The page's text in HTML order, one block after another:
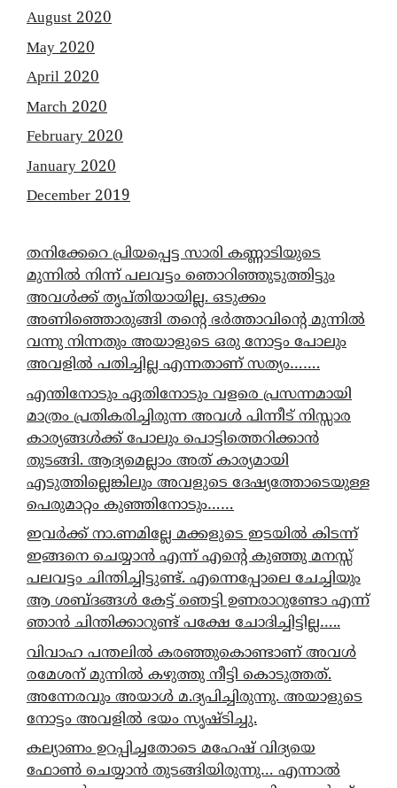
August 2020
May 2020
April 2020
March 2020
February 2020
January 2020
December 2019
തനിക്കേറെ പ്രിയപ്പെട്ട സാരി കണ്ണാടിയുടെ
മുന്നിൽ നിന്ന് പലവട്ടം ഞൊറിഞ്ഞുടുത്തിട്ടും
അവൾക്ക് തൃപ്തിയായില്ല. ഒടുക്കം
അണിഞ്ഞൊരുങ്ങി തന്റെ ഭർത്താവിന്റെ മുന്നിൽ
വന്നു നിന്നതും അയാളുടെ ഒരു നോട്ടം പോലും
അവളിൽ പതിച്ചില്ല എന്നതാണ് സത്യം…….
എന്തിനോടും ഏതിനോടും വളരെ പ്രസന്നമായി
മാത്രം പ്രതികരിച്ചിരുന്ന അവൾ പിന്നീട് നിസ്സാര
കാര്യങ്ങൾക്ക് പോലും പൊട്ടിത്തെറിക്കാൻ
തുടങ്ങി. ആദ്യമെല്ലാം അത് കാര്യമായി
എടുത്തില്ലെങ്കിലും അവളുടെ ദേഷ്യത്തോടെയുള്ള
പെരുമാറ്റം കുഞ്ഞിനോടും……
ഇവർക്ക് നാ.ണമില്ലേ മക്കളുടെ ഇടയിൽ കിടന്ന്
ഇങ്ങനെ ചെയ്യാൻ എന്ന് എന്റെ കുഞ്ഞു മനസ്സ്
പലവട്ടം ചിന്തിച്ചിട്ടുണ്ട്. എന്നെപ്പോലെ ചേച്ചിയും
ആ ശബ്ദങ്ങൾ കേട്ട് ഞെട്ടി ഉണരാറുണ്ടോ എന്ന്
ഞാൻ ചിന്തിക്കാറുണ്ട് പക്ഷേ ചോദിച്ചിട്ടില്ല…..
വിവാഹ പന്തലിൽ കരഞ്ഞുകൊണ്ടാണ് അവൾ
രമേശന് മുന്നിൽ കഴുത്തു നീട്ടി കൊടുത്തത്.
അന്നേരവും അയാൾ മ.ദ്യപിച്ചിരുന്നു. അയാളുടെ
നോട്ടം അവളിൽ ഭയം സൃഷ്ടിച്ചു.
കല്യാണം ഉറപ്പിച്ചതോടെ മഹേഷ് വിദ്യയെ
ഫോൺ ചെയ്യാൻ തുടങ്ങിയിരുന്നു… എന്നാൽ